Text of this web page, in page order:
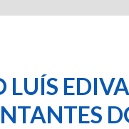
LUÍS